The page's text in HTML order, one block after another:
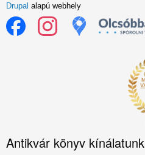
Drupal alapú webhely
Antikvár könyv kínálatunk